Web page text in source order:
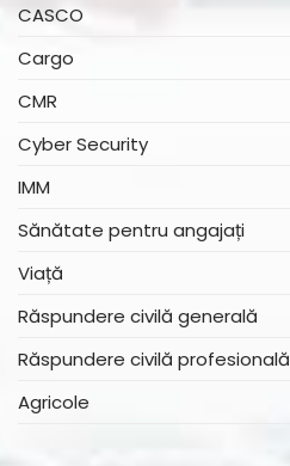
CASCO
Cargo
CMR
Cyber Security
IMM
Sănătate pentru angajați
Viață
Răspundere civilă generală
Răspundere civilă profesională
Agricole